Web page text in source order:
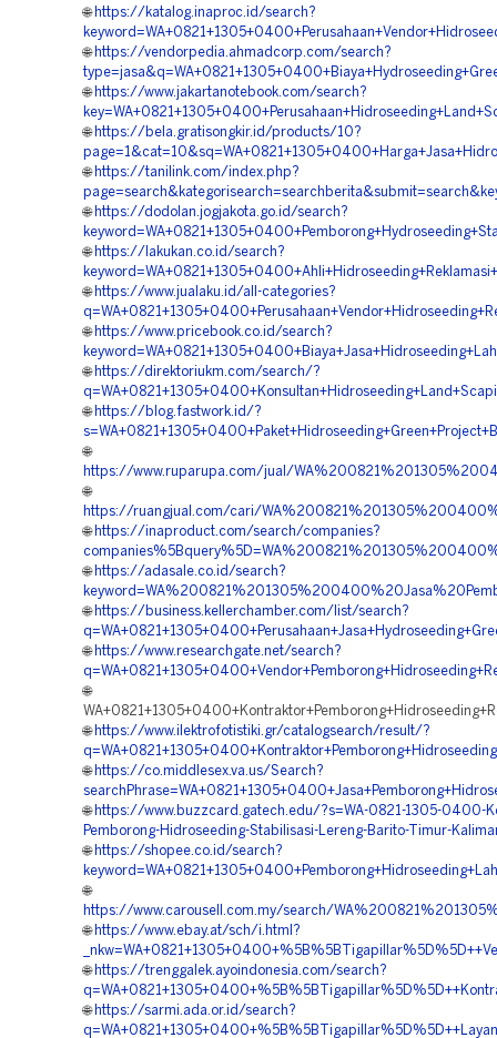
🌐 https://katalog.inaproc.id/search?
🌐 https://vendorpedia.ahmadcorp.com/search?
🌐 https://www.jakartanotebook.com/search?
🌐 https://bela.gratisongkir.id/products/10?
🌐 https://tanilink.com/index.php?
🌐 https://dodolan.jogjakota.go.id/search?
🌐 https://lakukan.co.id/search?
🌐 https://www.jualaku.id/all-categories?
🌐 https://www.pricebook.co.id/search?
🌐 https://direktoriukm.com/search/?
🌐 https://blog.fastwork.id/?
🌐
https://www.ruparupa.com/jual/
🌐
https://ruangjual.com/cari/
🌐 https://inaproduct.com/search/companies?
🌐 https://adasale.co.id/search?
🌐 https://business.kellerchamber.com/list/search?
🌐 https://www.researchgate.net/search?
🌐
🌐 https://www.ilektrofotistiki.gr/catalogsearch/result/?
🌐 https://co.middlesex.va.us/Search?
🌐 https://www.buzzcard.gatech.edu/?s=WA-0821-1305-0400-
Pemborong-Hidroseeding-Stabilisasi-Lereng-Barito-Timur-
🌐 https://shopee.co.id/search?
🌐
https://www.carousell.com.my/search/
🌐 https://www.ebay.at/sch/i.html?
🌐 https://trenggalek.ayoindonesia.com/search?
🌐 https://sarmi.ada.or.id/search?